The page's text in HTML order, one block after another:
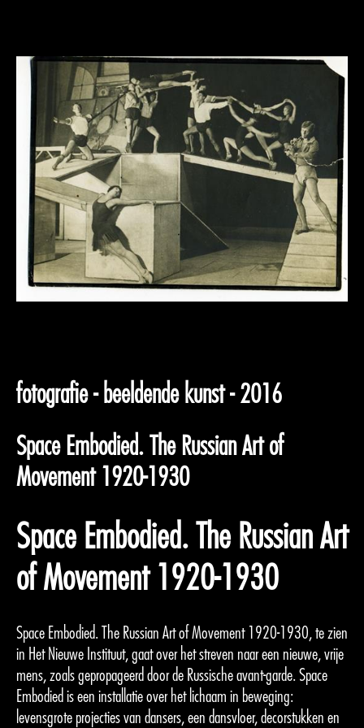
fotografie - beeldende kunst - 2016
Space Embodied. The Russian Art of
Movement 1920-1930
Space Embodied. The Russian Art
of Movement 1920-1930
Space Embodied. The Russian Art of Movement 1920-1930, te zien
in Het Nieuwe Instituut, gaat over het streven naar een nieuwe, vrije
mens, zoals gepropageerd door de Russische avant-garde. Space
Embodied is een installatie over het lichaam in beweging:
levensgrote projecties van dansers, een dansvloer, decorstukken en